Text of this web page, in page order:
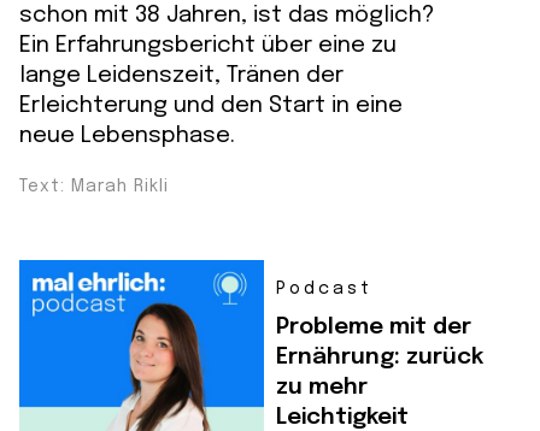
schon mit 38 Jahren, ist das möglich?
Ein Erfahrungsbericht über eine zu
lange Leidenszeit, Tränen der
Erleichterung und den Start in eine
neue Lebensphase.
Text: Marah Rikli
Podcast
Probleme mit der
Ernährung: zurück
zu mehr
Leichtigkeit